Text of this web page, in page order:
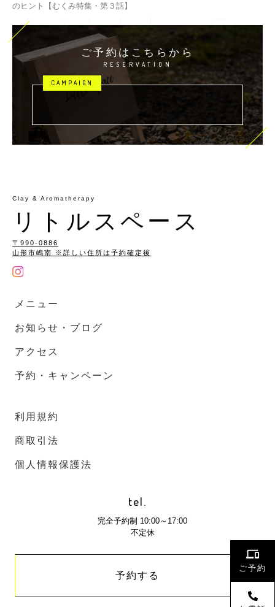
のヒント【むくみ特集・第３話】
ご予約はこちらから
RESERVATION
Clay & Aromatherapy
リトルスペース
〒990-0886
山形市嶋南 ※詳しい住所は予約確定後
メニュー
お知らせ・ブログ
アクセス
予約・キャンペーン
利用規約
商取引法
個人情報保護法
tel.
完全予約制 10:00～17:00
不定休
予約する
ご予約